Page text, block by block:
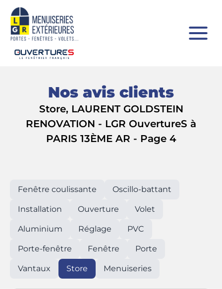
Store, LAURENT GOLDSTEIN
RENOVATION - LGR OuvertureS à
PARIS 13ÈME AR - Page 4
Nos avis clients
Fenêtre coulissante Oscillo-battant
Installation Ouverture Volet
Aluminium Réglage PVC
Porte-fenêtre Fenêtre Porte
Vantaux Store Menuiseries